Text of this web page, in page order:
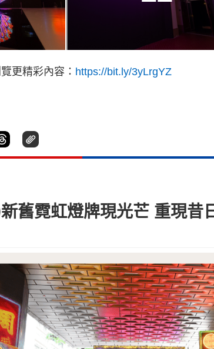
更精彩內容： https://bit.ly/3yLrgYZ
舊霓虹燈牌現光芒 重現昔